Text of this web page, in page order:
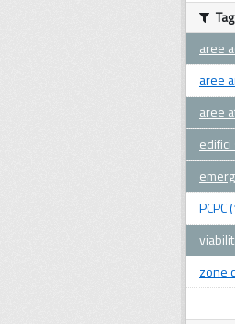
Tag
aree
aree
aree
edifici
PCPC
zone